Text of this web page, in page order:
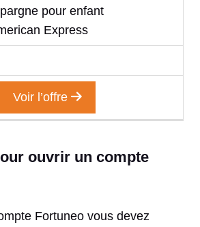
pour enfant
Express
Voir l’offre
ouvrir un compte
Fortuneo vous devez